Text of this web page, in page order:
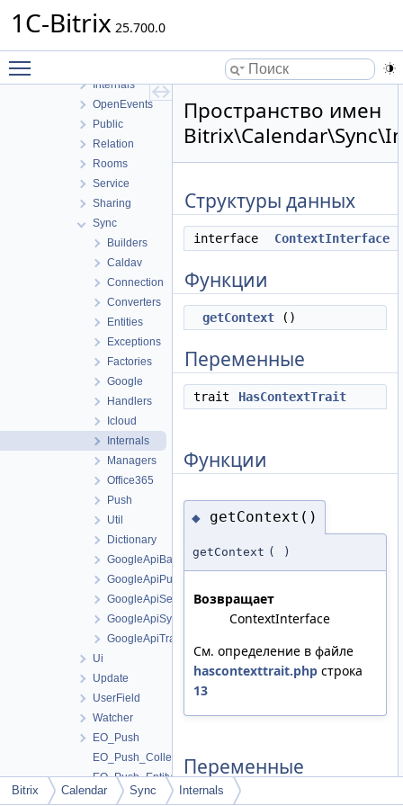
1C-Bitrix 25.700.0
ICal
Internals
OpenEvents
Public
Relation
Rooms
Service
Sharing
Sync
Builders
Caldav
Connection
Converters
Entities
Exceptions
Factories
Google
Handlers
Icloud
Internals
Managers
Office365
Push
Util
Dictionary
GoogleApiBatch
GoogleApiPush
GoogleApiSection
GoogleApiSync
GoogleApiTransport
Ui
Update
UserField
Watcher
EO_Push
EO_Push_Collection
EO_Push_Entity
EO_Push_Query
Пространство имен
Структуры данных
interface ContextInterface
Функции
getContext ()
Переменные
trait HasContextTrait
Функции
◆ getContext()
getContext ( )
Возвращает
ContextInterface
См. определение в файле
hascontexttrait.php строка
13
Переменные
Bitrix Calendar Sync Internals